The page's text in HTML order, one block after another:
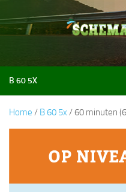
Doorgaan naar inhoud
B 60 5X
Home / B 60 5x / 60 minuten